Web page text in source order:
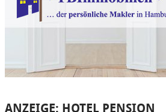
ANZEIGE: HOTEL PENSION